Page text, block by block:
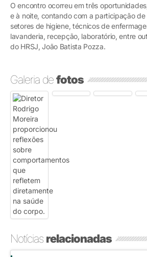
O encontro ocorreu em três
e à noite, contando com a participação
setores de higiene, técnicos de
lavanderia, recepção, laboratório, entre
do HRSJ, João Batista Pozza.
Galeria defotos
Notíciasrelacionadas